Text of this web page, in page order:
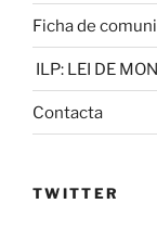
Ficha de
ILP: LEI DE
Contacta
TWITTER